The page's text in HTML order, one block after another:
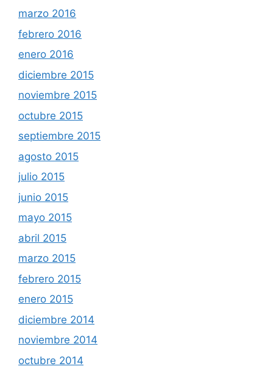
marzo 2016
febrero 2016
enero 2016
diciembre 2015
noviembre 2015
octubre 2015
septiembre 2015
agosto 2015
julio 2015
junio 2015
mayo 2015
abril 2015
marzo 2015
febrero 2015
enero 2015
diciembre 2014
noviembre 2014
octubre 2014